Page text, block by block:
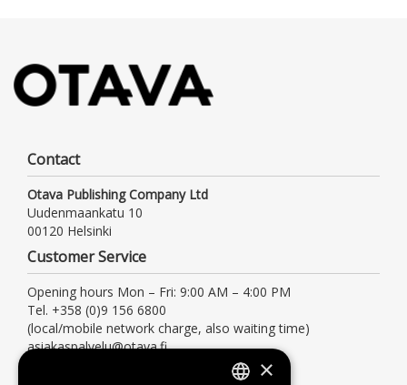
Contact
Otava Publishing Company Ltd
Uudenmaankatu 10
00120 Helsinki
Customer Service
Opening hours Mon – Fri: 9:00 AM – 4:00 PM
Tel. +358 (0)9 156 6800
(local/mobile network charge, also waiting time)
asiakaspalvelu@otava.fi
×